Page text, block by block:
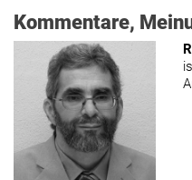
Kommentare,